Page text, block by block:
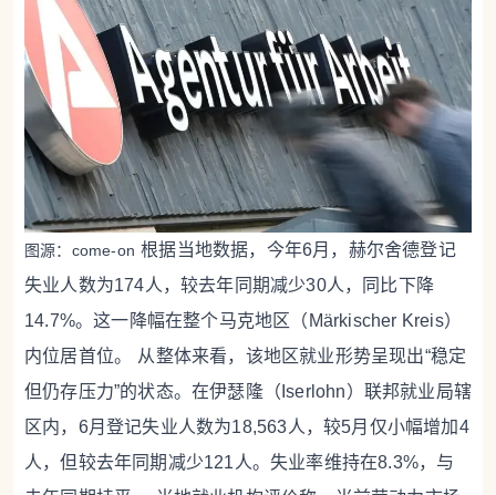
图源：come-on 根据当地数据，今年6月，赫尔舍德登记
失业人数为174人，较去年同期减少30人，同比下降
14.7%。这一降幅在整个马克地区（Märkischer Kreis）
内位居首位。
从整体来看，该地区就业形势呈现出“稳定
但仍存压力”的状态。在伊瑟隆（Iserlohn）联邦就业局辖
区内，6月登记失业人数为18,563人，较5月仅小幅增加4
人，但较去年同期减少121人。失业率维持在8.3%，与